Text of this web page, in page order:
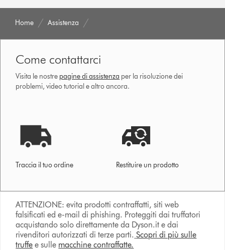
Home Assistenza
Come contattarci
Visita le nostre pagine di assistenza per la risoluzione dei
problemi, video tutorial e altro ancora.
Traccia il tuo ordine Restituire un prodotto
ATTENZIONE: evita prodotti contraffatti, siti web
falsificati ed e-mail di phishing. Proteggiti dai truffatori
acquistando solo direttamente da Dyson.it e dai
rivenditori autorizzati di terze parti. Scopri di più sulle
truffe e sulle macchine contraffatte.